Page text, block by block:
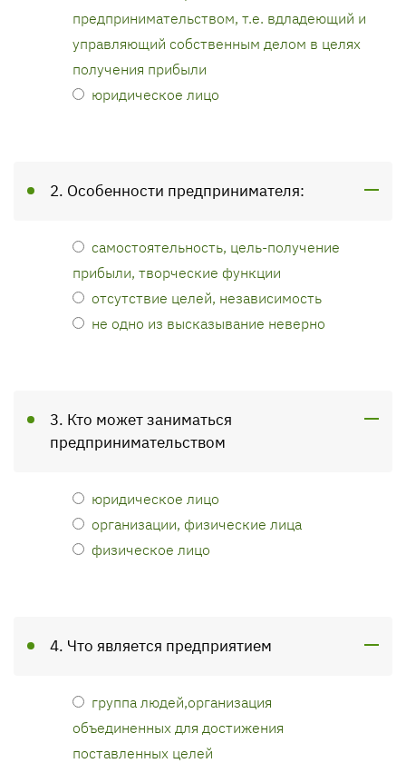
предпринимательством, т.е. вдладеющий и
управляющий собственным делом в целях
получения прибыли
юридическое лицо
2. Особенности предпринимателя:
самостоятельность, цель-получение
прибыли, творческие функции
отсутствие целей, независимость
не одно из высказывание неверно
3. Кто может заниматься
предпринимательством
юридическое лицо
организации, физические лица
физическое лицо
4. Что является предприятием
группа людей,организация
объединенных для достижения
поставленных целей